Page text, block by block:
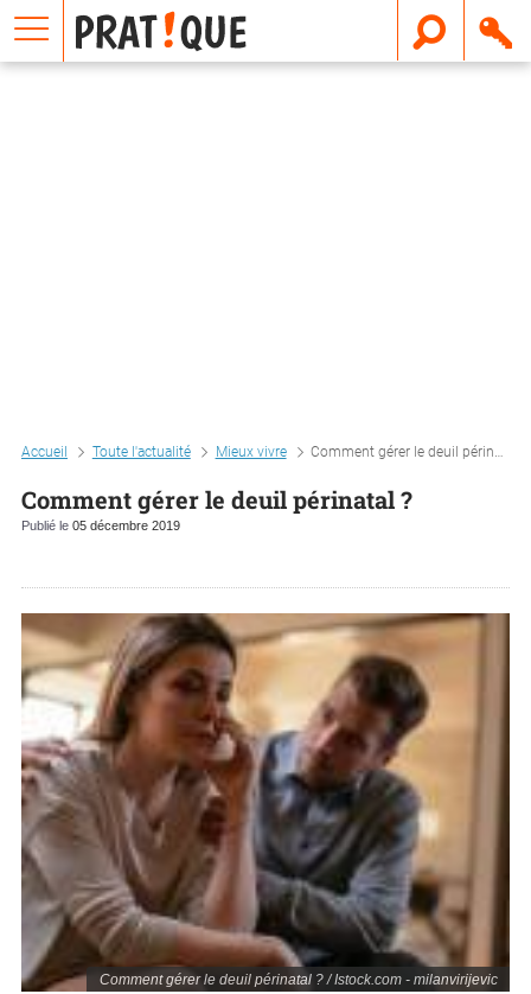
Accueil Toute l'actualité Mieux vivre Comment gérer le deuil périnatal ?
Comment gérer le deuil périnatal ?
Publié le 05 décembre 2019
Comment gérer le deuil périnatal ? / Istock.com - milanvirijevic
E
m
a